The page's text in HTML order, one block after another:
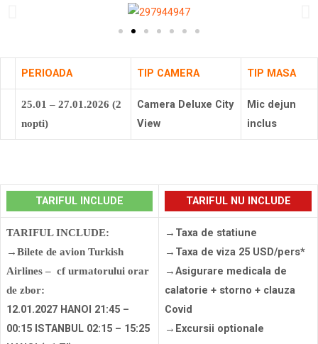
PERIOADA TIP CAMERA TIP MASA
25.01 – 27.01.2026 (2
nopti)
Camera Deluxe City
View
Mic dejun
inclus
TARIFUL INCLUDE TARIFUL NU INCLUDE
TARIFUL INCLUDE:
→Bilete de avion Turkish
Airlines – cf urmatorului orar
de zbor:
12.01.2027 HANOI 21:45 –
00:15 ISTANBUL 02:15 – 15:25
→Taxa de statiune
→Taxa de viza 25 USD/pers*
→Asigurare medicala de
calatorie + storno + clauza
Covid
→Excursii optionale